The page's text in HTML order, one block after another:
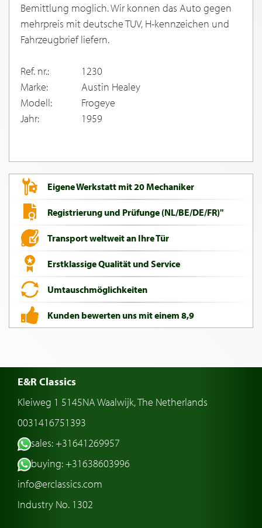
Bemittlung moglich. Wir konnen das Auto gegen
mehrpreis mit deutsche TUV, H-kennzeichen und
Fahrzeugbrief liefern.
Ref. nr.:
1230
Marke:
Austin Healey
Modell:
Frogeye
Jahr:
1959
Eigene Werkstatt mit 20 Mechaniker
Registrierung und Prüfunge (NL/BE/DE/FR)"
Transport weltweit an Ihre Tür
Erstklassige Qualität und Service
Umtauschmöglichkeiten
Kunden bewerten uns mit einem 8,9
E&R Classics
Kleiweg 1 5145NA Waalwijk, The Netherlands
0031416751393
sales: +31641269957
buying: +31638603996
info@erclassics.com
Industry No. 1302